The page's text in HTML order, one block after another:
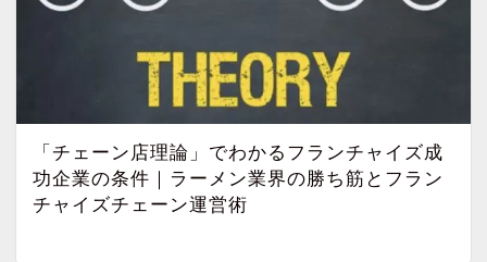
「チェーン店理論」でわかるフランチャイズ成
功企業の条件｜ラーメン業界の勝ち筋とフラン
チャイズチェーン運営術